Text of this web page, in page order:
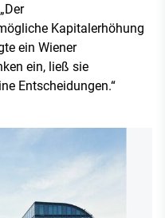
Kapitalerhöhung
ein Wiener
ein, ließ sie
Entscheidungen.“